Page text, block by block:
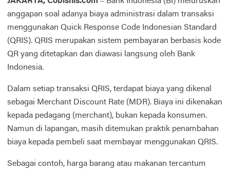
anggapan soal adanya biaya administrasi dalam transaksi
menggunakan Quick Response Code Indonesian Standard
(QRIS). QRIS merupakan sistem pembayaran berbasis kode
QR yang ditetapkan dan diawasi langsung oleh Bank
Indonesia.
Dalam setiap transaksi QRIS, terdapat biaya yang dikenal
sebagai Merchant Discount Rate (MDR). Biaya ini dikenakan
kepada pedagang (merchant), bukan kepada konsumen.
Namun di lapangan, masih ditemukan praktik penambahan
biaya kepada pembeli saat membayar menggunakan QRIS.
Sebagai contoh, harga barang atau makanan tercantum